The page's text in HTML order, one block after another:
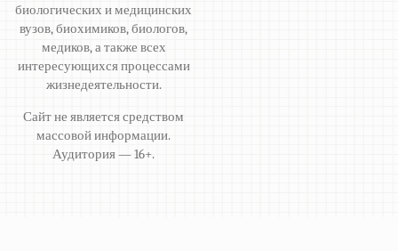
биологических и медицинских
вузов, биохимиков, биологов,
медиков, а также всех
интересующихся процессами
жизнедеятельности.
Сайт не является средством
массовой информации.
Аудитория — 16+.